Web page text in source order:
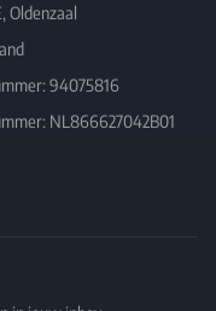
Oldenzaal
94075816
NL866627042B01